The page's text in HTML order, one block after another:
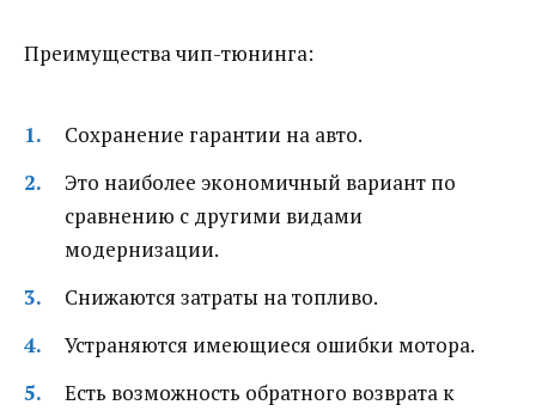
Преимущества чип-тюнинга:
Сохранение гарантии на авто.
Это наиболее экономичный вариант по
сравнению с другими видами
модернизации.
Снижаются затраты на топливо.
Устраняются имеющиеся ошибки мотора.
Есть возможность обратного возврата к